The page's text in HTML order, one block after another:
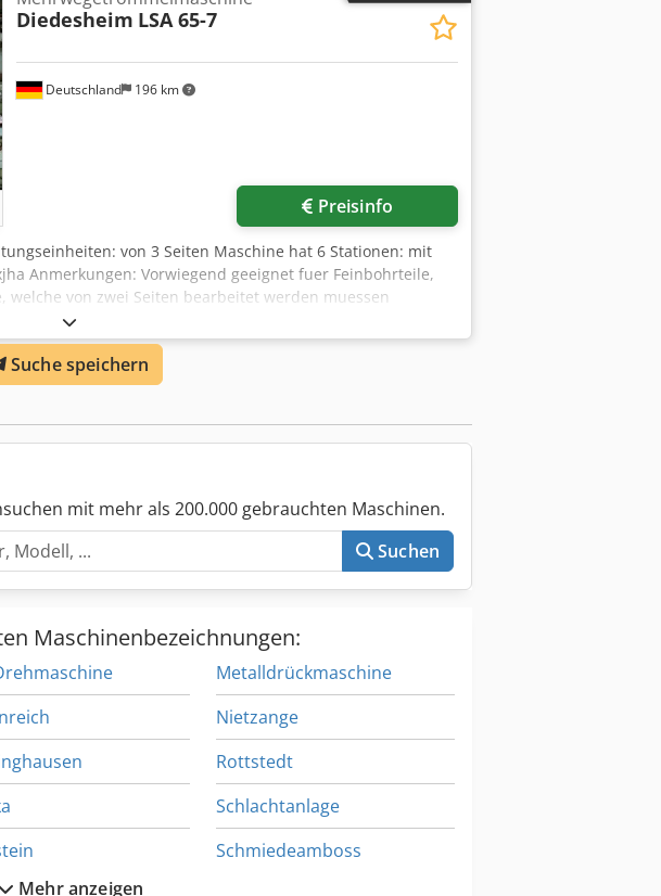
Deutschland 196 km
Diedesheim LSA 65-7
Preisinfo
von 3 Seiten Maschine hat 6 Stationen: mit
Anmerkungen: Vorwiegend geeignet fuer Feinbohrteile,
von zwei Seiten bearbeitet werden muessen
Suche speichern
mit mehr als 200.000 gebrauchten Maschinen.
Suchen
Maschinenbezeichnungen:
Metalldrückmaschine
Nietzange
Rottstedt
Schlachtanlage
Schmiedeamboss
Mehr anzeigen